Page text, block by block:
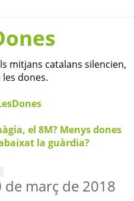
mitjans catalans silencien,
dones.
el 8M? Menys dones
la guàrdia?
de març de 2018